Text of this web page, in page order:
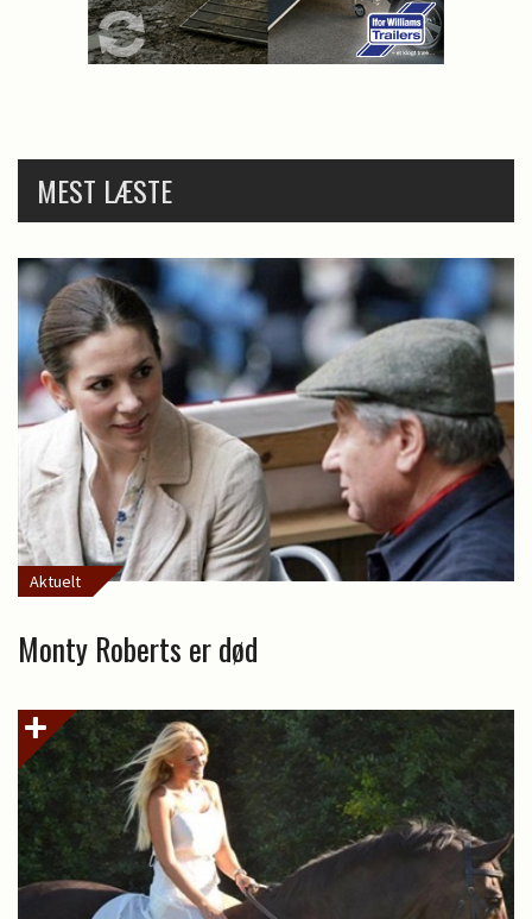
MEST LÆSTE
Aktuelt
Monty Roberts er død